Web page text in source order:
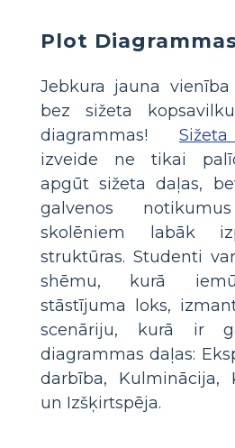
Plot
Jebkura jauna
bez sižeta
diagrammas!
izveide ne tikai
apgūt sižeta daļas,
galvenos
skolēniem labāk
struktūras. Studenti
shēmu, kurā
stāstījuma loks,
scenāriju, kurā ir
diagrammas daļas:
darbība, Kulminācija,
un Izšķirtspēja.